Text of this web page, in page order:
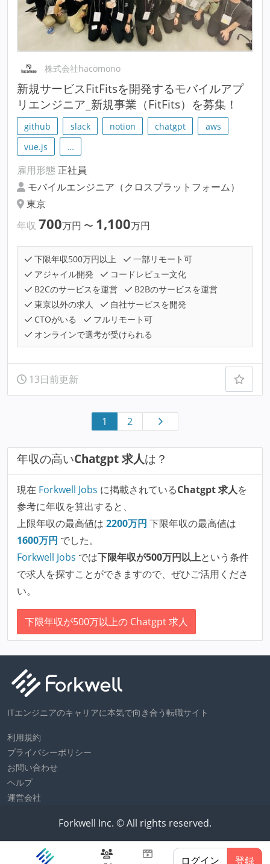
ログイン 登録
株式会社hacomono
新規サービスFitFitsを開発するモバイルアプ
リエンジニア_新規事業（FitFits）を募集！
github slack notion chatgpt
aws
vue.js
…
雇用形態 正社員
モバイルエンジニア（クロスプラットフォーム）
東京
年収 700万円 〜 1,100万円
下限年収500万円以上
一部リモート可
アジャイル開発
コードレビュー文化
B2Cのサービスを運営
B2Bのサービスを運営
東京以外の求人
自社サービスを開発
CTOがいる
フルリモート可
オンラインで選考が受けられる
13日前更新
1 2
年収の高いChatgpt 求人は？
現在 Forkwell Jobs に掲載されているChatgpt 求人を
参考に年収を算出すると、
上限年収の最高値は 2200万円 下限年収の最高値は
1600万円 でした。
Forkwell Jobs では下限年収が500万円以上という条件
で求人を探すことができますので、ぜひご活用くださ
い。
下限年収が500万以上の Chatgpt 求人
ITエンジニアのキャリアに本気で向き合う転職サイト
利用規約
プライバシーポリシー
お問い合わせ
ヘルプ
運営会社
Forkwell Inc. © All rights reserved.